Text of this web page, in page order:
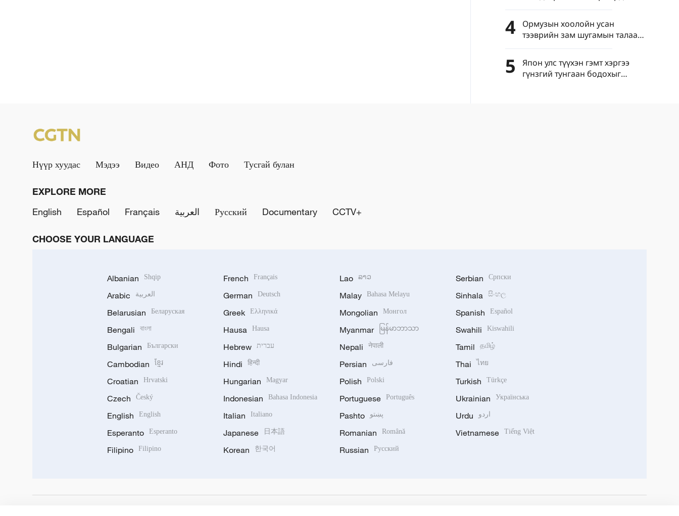
түүхэн дээд хэмжээнд хүрчээ
4
Ормузын хоолойн усан
тээврийн зам шугамын талаар
Иран Омантай тохиролцоонд
хүрчээ
5
Япон улс түүхэн гэмт хэргээ
гүнзгий тунгаан бодохыг
Нүүр хуудас Мэдээ Видео АНД Фото Тусгай булан
EXPLORE MORE
English
Español Français العربية Русский Documentary CCTV+
CHOOSE YOUR LANGUAGE
Albanian Shqip
Arabic العربية
Belarusian Беларуская
Bengali বাংলা
Bulgarian Български
Cambodian ខ្មែរ
Croatian Hrvatski
Czech Český
English English
Esperanto Esperanto
Filipino Filipino
French Français
German Deutsch
Greek Ελληνικά
Hausa Hausa
Hebrew עברית
Hindi हिन्दी
Hungarian Magyar
Indonesian Bahasa Indonesia
Italian Italiano
Japanese 日本語
Korean 한국어
Lao ລາວ
Malay Bahasa Melayu
Mongolian Монгол
Myanmar မြန်မာဘာသာ
Nepali नेपाली
Persian فارسی
Polish Polski
Portuguese Português
Pashto پښتو
Romanian Română
Russian Русский
Serbian Српски
Sinhala සිංහල
Spanish Español
Swahili Kiswahili
Tamil தமிழ்
Thai ไทย
Turkish Türkçe
Ukrainian Українська
Urdu اردو
Vietnamese Tiếng Việt